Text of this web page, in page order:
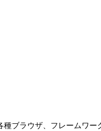
ブラウザ、フレームワ